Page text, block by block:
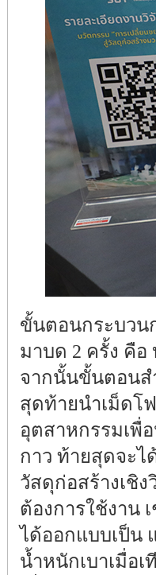
ขั้นตอนกระบวน
มาบด 2 ครั้ง คือ
จากนั้นขั้นตอนส
สุดท้ายนำเม็ดโ
อุตสาหกรรมเพื่
กาว ท้ายสุดจะ
วัสดุก่อสร้างเชิ
ต้องการใช้งาน
ได้ออกแบบเป็น
น้ำหนักเบาเมื่อ